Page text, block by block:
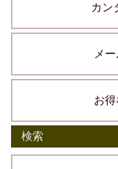
カン
メ
お
検索